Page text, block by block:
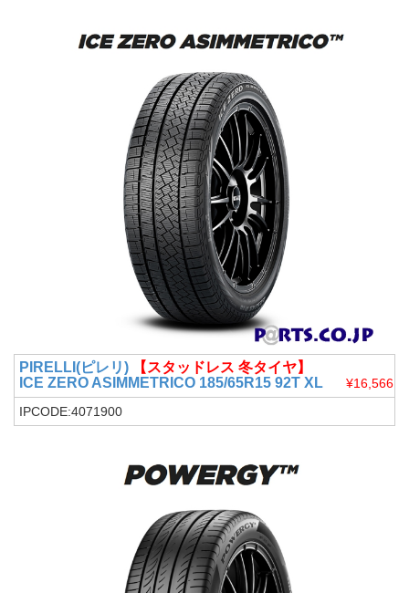
PIRELLI(ピレリ)
【スタッドレス 冬タイヤ】
ICE ZERO ASIMMETRICO 185/65R15 92T XL
¥16,566
IPCODE:4071900